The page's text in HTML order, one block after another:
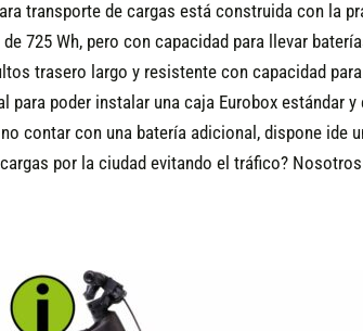
transporte de cargas está construida con la
725 Wh, pero con capacidad para llevar
trasero largo y resistente con capacidad
poder instalar una caja Eurobox estándar
contar con una batería adicional, dispone ide
por la ciudad evitando el tráfico?